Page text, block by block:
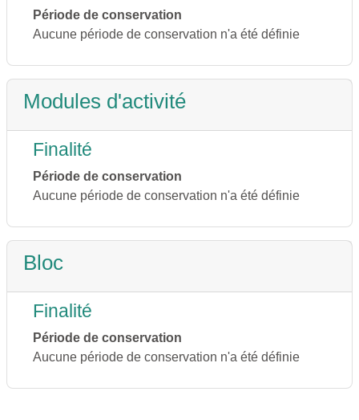
Période de conservation
Aucune période de conservation n'a été définie
Modules d'activité
Finalité
Période de conservation
Aucune période de conservation n'a été définie
Bloc
Finalité
Période de conservation
Aucune période de conservation n'a été définie